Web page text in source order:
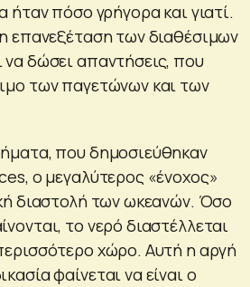
ήταν πόσο γρήγορα και γιατί.
επανεξέταση των διαθέσιμων
να δώσει απαντήσεις, που
των παγετώνων και των
που δημοσιεύθηκαν
ο μεγαλύτερος «ένοχος»
διαστολή των ωκεανών. Όσο
το νερό διαστέλλεται
χώρο. Αυτή η αργή
φαίνεται να είναι ο